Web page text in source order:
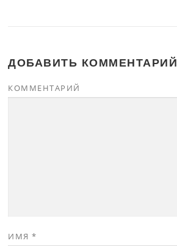
ДОБАВИТЬ КОММЕНТАРИЙ
КОММЕНТАРИЙ
ИМЯ*